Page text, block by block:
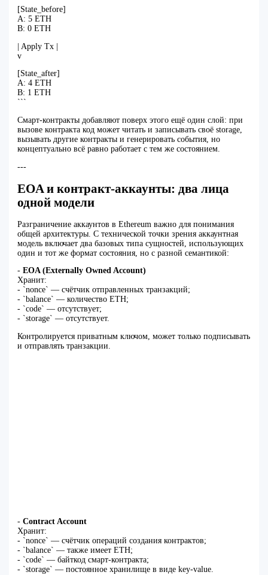
[State_before]
A: 5 ETH
B: 0 ETH
| Apply Tx |
v
[State_after]
A: 4 ETH
B: 1 ETH
```
Смарт‑контракты добавляют поверх этого ещё один слой: при
вызове контракта код может читать и записывать своё storage,
вызывать другие контракты и генерировать события, но
концептуально всё равно работает с тем же состоянием.
---
EOA и контракт‑аккаунты: два лица
одной модели
Разграничение аккаунтов в Ethereum важно для понимания
общей архитектуры. С технической точки зрения аккаунтная
модель включает два базовых типа сущностей, использующих
один и тот же формат состояния, но с разной семантикой:
-EOA (Externally Owned Account)
Хранит:
- `nonce` — счётчик отправленных транзакций;
- `balance` — количество ETH;
- `code` — отсутствует;
- `storage` — отсутствует.
Контролируется приватным ключом, может только подписывать
и отправлять транзакции.
-Contract Account
Хранит:
- `nonce` — счётчик операций создания контрактов;
- `balance` — также имеет ETH;
- `code` — байткод смарт‑контракта;
- `storage` — постоянное хранилище в виде key‑value.